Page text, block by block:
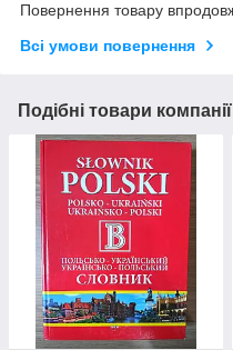
Повернення товару
Всі умови повернення
Подібні товари компанії